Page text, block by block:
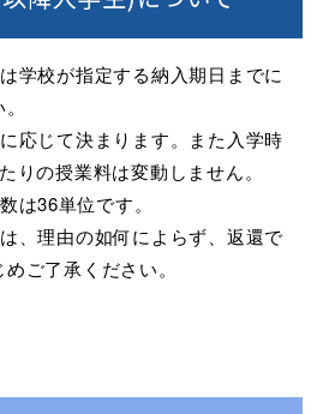
学校が指定する納入期日までに
応じて決まります。また入学時
りの授業料は変動しません。
は36単位です。
、理由の如何によらず、返還で
ご了承ください。